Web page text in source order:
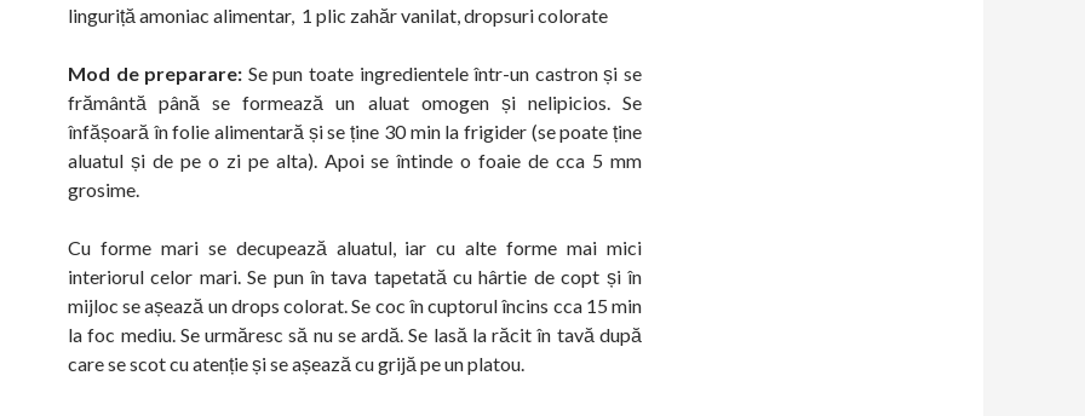
linguriță amoniac alimentar, 1 plic zahăr vanilat, dropsuri colorate
Mod de preparare: Se pun toate ingredientele într-un castron și se
frământă până se formează un aluat omogen și nelipicios. Se
înfășoară în folie alimentară și se ține 30 min la frigider (se poate ține
aluatul și de pe o zi pe alta). Apoi se întinde o foaie de cca 5 mm
grosime.
Cu forme mari se decupează aluatul, iar cu alte forme mai mici
interiorul celor mari. Se pun în tava tapetată cu hârtie de copt și în
mijloc se așează un drops colorat. Se coc în cuptorul încins cca 15 min
la foc mediu. Se urmăresc să nu se ardă. Se lasă la răcit în tavă după
care se scot cu atenție și se așează cu grijă pe un platou.